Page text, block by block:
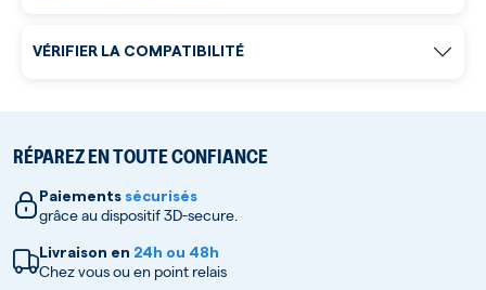
RÉPAREZ EN TOUTE CONFIANCE
Paiements sécurisés
grâce au dispositif 3D-secure.
Livraison en 24h ou 48h
Chez vous ou en point relais
VÉRIFIER LA COMPATIBILITÉ